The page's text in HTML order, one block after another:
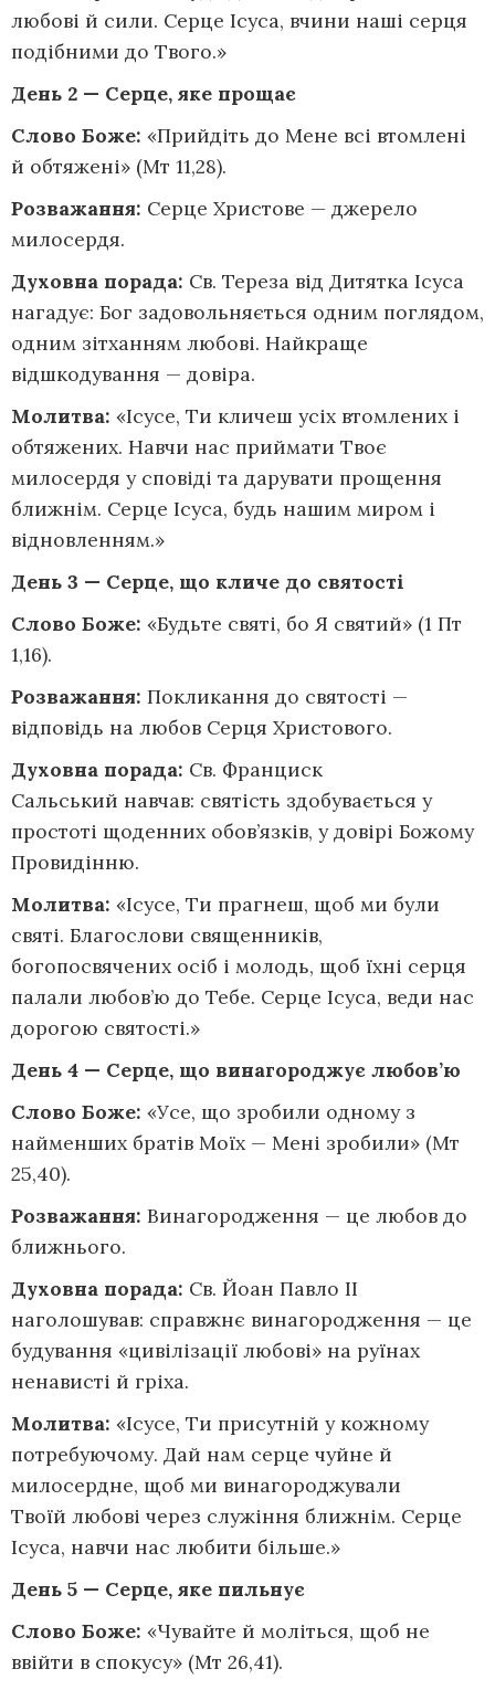
любові й сили. Серце Ісуса, вчини наші серця
подібними до Твого.»
День 2 — Серце, яке прощає
Слово Боже: «Прийдіть до Мене всі втомлені
й обтяжені» (Мт 11,28).
Розважання: Серце Христове — джерело
милосердя.
Духовна порада: Св. Тереза від Дитятка Ісуса
нагадує: Бог задовольняється одним поглядом,
одним зітханням любові. Найкраще
відшкодування — довіра.
Молитва: «Ісусе, Ти кличеш усіх втомлених і
обтяжених. Навчи нас приймати Твоє
милосердя у сповіді та дарувати прощення
ближнім. Серце Ісуса, будь нашим миром і
відновленням.»
День 3 — Серце, що кличе до святості
Слово Боже: «Будьте святі, бо Я святий» (1 Пт
1,16).
Розважання: Покликання до святості —
відповідь на любов Серця Христового.
Духовна порада: Св. Франциск
Сальський навчав: святість здобувається у
простоті щоденних обов’язків, у довірі Божому
Провидінню.
Молитва: «Ісусе, Ти прагнеш, щоб ми були
святі. Благослови священників,
богопосвячених осіб і молодь, щоб їхні серця
палали любов’ю до Тебе. Серце Ісуса, веди нас
дорогою святості.»
День 4 — Серце, що винагороджує любов’ю
Слово Боже: «Усе, що зробили одному з
найменших братів Моїх — Мені зробили» (Мт
25,40).
Розважання: Винагородження — це любов до
ближнього.
Духовна порада: Св. Йоан Павло II
наголошував: справжнє винагородження — це
будування «цивілізації любові» на руїнах
ненависті й гріха.
Молитва: «Ісусе, Ти присутній у кожному
потребуючому. Дай нам серце чуйне й
милосердне, щоб ми винагороджували
Твоїй любові через служіння ближнім. Серце
Ісуса, навчи нас любити більше.»
День 5 — Серце, яке пильнує
Слово Боже: «Чувайте й моліться, щоб не
ввійти в спокусу» (Мт 26,41).